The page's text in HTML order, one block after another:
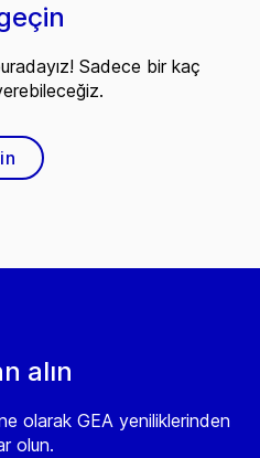
alın
olarak GEA yeniliklerinden
olun.
Sadece bir kaç